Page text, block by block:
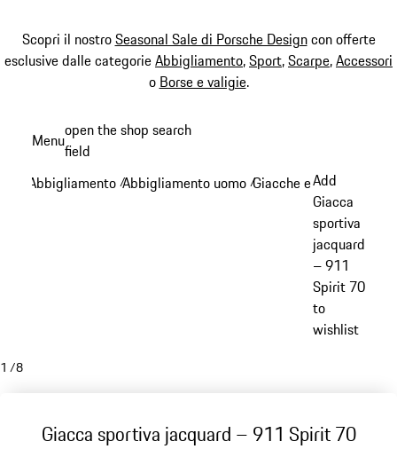
Scopri il nostroSeasonal Sale di Porsche Designcon offerte
esclusive dalle categorieAbbigliamento,Sport,Scarpe,Accessori
o Borse e valigie.
principale
Menuopen the shop search
field
Abbigliamento /Abbigliamento uomo /Giacche e cappotti
Add
Giacca
sportiva
jacquard
– 911
Spirit 70
to
wishlist
1 /8
Giacca sportiva jacquard – 911 Spirit 70